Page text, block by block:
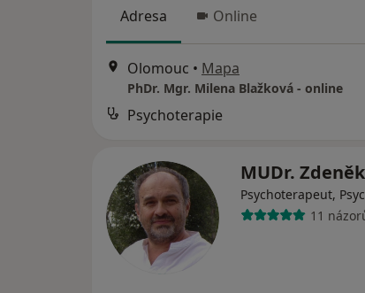
Adresa Online
Olomouc • Mapa
PhDr. Mgr. Milena Blažková - online
Psychoterapie
MUDr.
Psychoterapeut,
11